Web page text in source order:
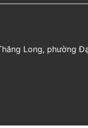
Long, phường